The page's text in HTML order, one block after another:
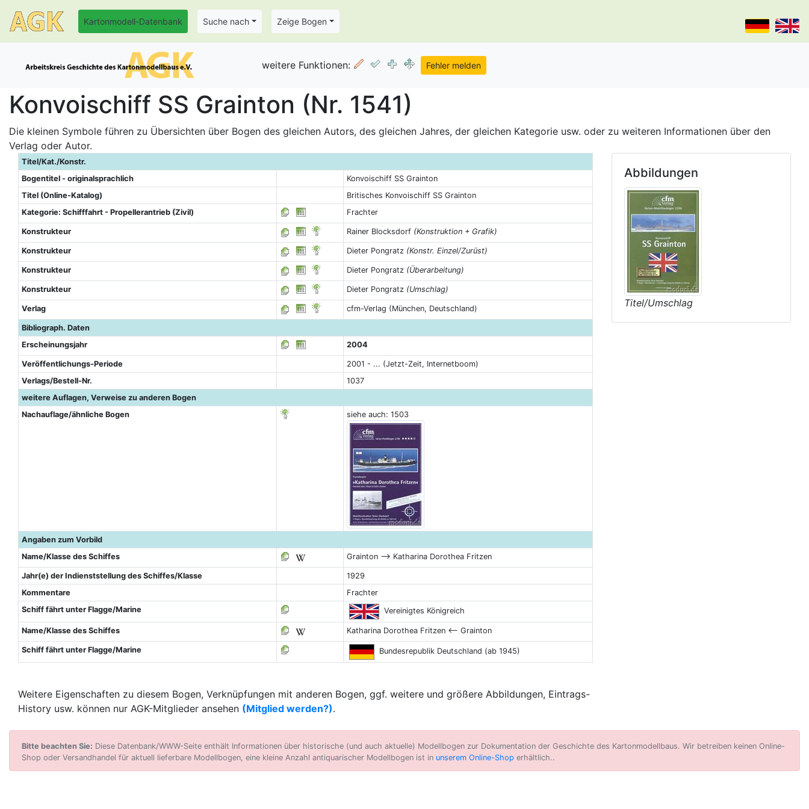
Kartonmodell-Datenbank Suche nach Zeige Bogen
weitere Funktionen:
Konvoischiff SS Grainton (Nr. 1541)
Die kleinen Symbole führen zu Übersichten über Bogen des gleichen Autors, des gleichen Jahres, der gleichen Kategorie usw. oder zu weiteren Informationen über den
Verlag oder Autor.
Titel/Kat./Konstr.
Bogentitel - originalsprachlich
Konvoischiff SS Grainton
Titel (Online-Katalog)
Britisches Konvoischiff SS Grainton
Kategorie: Schifffahrt - Propellerantrieb (Zivil)
Frachter
Konstrukteur Rainer Blocksdorf (Konstruktion + Grafik)
Konstrukteur Dieter Pongratz (Konstr. Einzel/Zurüst)
Konstrukteur Dieter Pongratz (Überarbeitung)
Konstrukteur Dieter Pongratz (Umschlag)
Verlag cfm-Verlag (München, Deutschland)
Bibliograph. Daten
Erscheinungsjahr
2004
Veröffentlichungs-Periode
2001 - ... (Jetzt-Zeit, Internetboom)
Verlags/Bestell-Nr.
1037
weitere Auflagen, Verweise zu anderen Bogen
Nachauflage/ähnliche Bogen
siehe auch: 1503
Angaben zum Vorbild
Name/Klasse des Schiffes
Grainton --> Katharina Dorothea Fritzen
Jahr(e) der Indienststellung des Schiffes/Klasse
1929
Kommentare
Frachter
Schiff fährt unter Flagge/Marine
Vereinigtes Königreich
Name/Klasse des Schiffes Katharina Dorothea Fritzen <-- Grainton
Schiff fährt unter Flagge/Marine Bundesrepublik Deutschland (ab 1945)
Weitere Eigenschaften zu diesem Bogen, Verknüpfungen mit anderen Bogen, ggf. weitere und größere Abbildungen, Eintrags-
History usw. können nur AGK-Mitglieder ansehen (Mitglied werden?).
Abbildungen
Titel/Umschlag
Bitte beachten Sie: Diese Datenbank/WWW-Seite enthält Informationen über historische (und auch aktuelle) Modellbogen zur Dokumentation der Geschichte des Kartonmodellbaus. Wir betreiben keinen Online-
Shop oder Versandhandel für aktuell lieferbare Modellbogen, eine kleine Anzahl antiquarischer Modellbogen ist in unserem Online-Shop erhältlich..